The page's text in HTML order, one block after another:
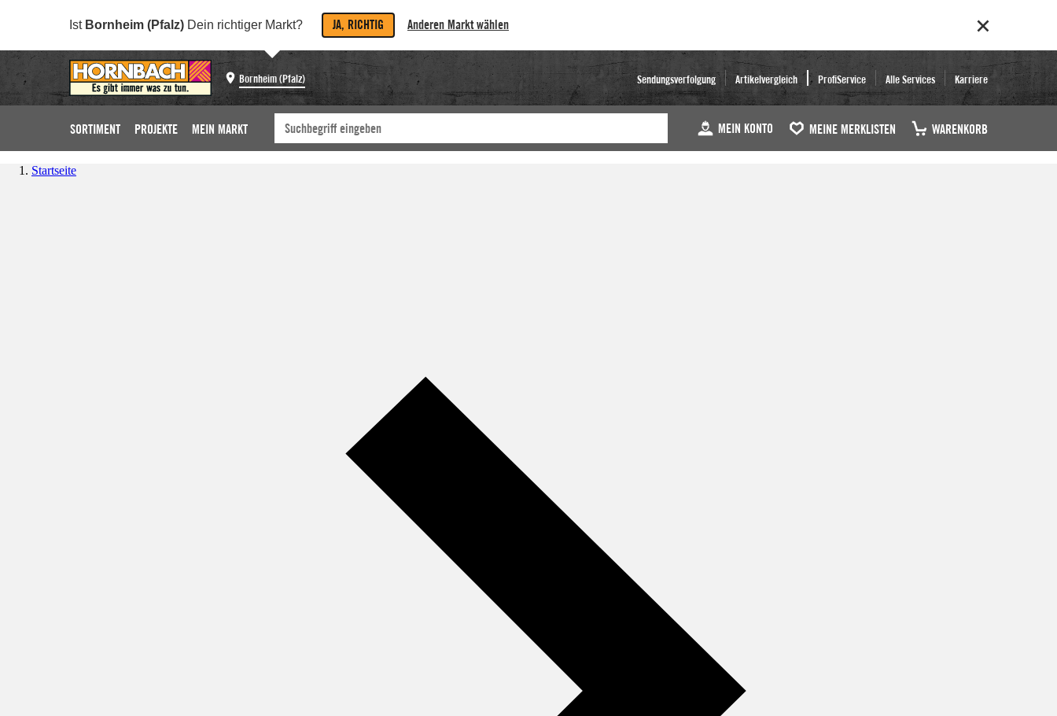
Ist Bornheim (Pfalz) Dein richtiger Markt? JA, RICHTIG Anderen Markt wählen
Bornheim (Pfalz) Sendungsverfolgung Artikelvergleich ProfiService Alle Services Karriere
SORTIMENT PROJEKTE MEIN MARKT MEIN KONTO MEINE MERKLISTEN WARENKORB
Startseite